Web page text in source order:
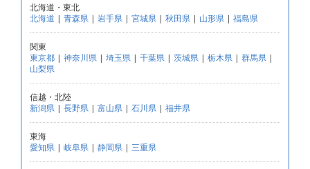
北海道・東北
北海道 | 青森県 | 岩手県 | 宮城県 | 秋田県 | 山形県 | 福島県
関東
東京都 | 神奈川県 | 埼玉県 | 千葉県 | 茨城県 | 栃木県 | 群馬県 |
山梨県
信越・北陸
新潟県 | 長野県 | 富山県 | 石川県 | 福井県
東海
愛知県 | 岐阜県 | 静岡県 | 三重県